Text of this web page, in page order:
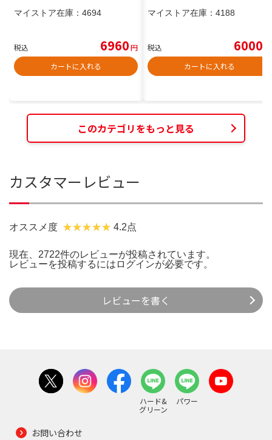
マイストア在庫： 4694
税込 6960円
カートに入れる
マイストア在庫： 4188
税込 6000
カートに入れる
このカテゴリをもっと見る
カスタマーレビュー
オススメ度 4.2点
現在、2722件のレビューが投稿されています。
レビューを投稿するには ログインが必要です。
レビューを書く
ハード&
グリーン
パワー
お問い合わせ